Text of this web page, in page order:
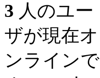
3 人のユー
ザが現在オ
ンラインで